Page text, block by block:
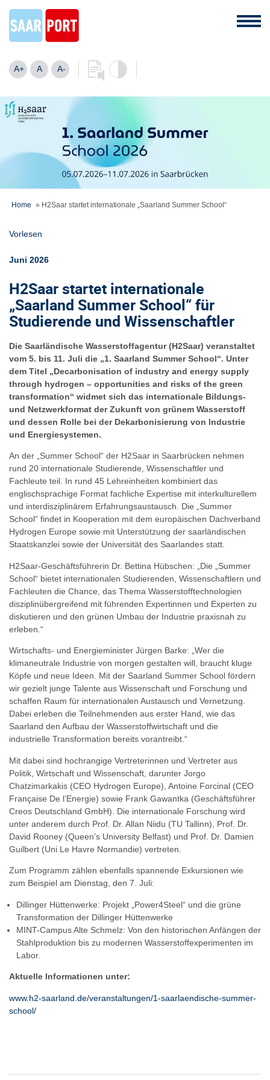
A+ A A-
Home » H2Saar startet internationale „Saarland Summer School“
Vorlesen
Juni 2026
H2Saar startet internationale
„Saarland Summer School“ für
Studierende und Wissenschaftler
Die Saarländische Wasserstoffagentur (H2Saar) veranstaltet
vom 5. bis 11. Juli die „1. Saarland Summer School“. Unter
dem Titel „Decarbonisation of industry and energy supply
through hydrogen – opportunities and risks of the green
transformation“ widmet sich das internationale Bildungs-
und Netzwerkformat der Zukunft von grünem Wasserstoff
und dessen Rolle bei der Dekarbonisierung von Industrie
und Energiesystemen.
An der „Summer School“ der H2Saar in Saarbrücken nehmen
rund 20 internationale Studierende, Wissenschaftler und
Fachleute teil. In rund 45 Lehreinheiten kombiniert das
englischsprachige Format fachliche Expertise mit interkulturellem
und interdisziplinärem Erfahrungsaustausch. Die „Summer
School“ findet in Kooperation mit dem europäischen Dachverband
Hydrogen Europe sowie mit Unterstützung der saarländischen
Staatskanzlei sowie der Universität des Saarlandes statt.
H2Saar-Geschäftsführerin Dr. Bettina Hübschen: „Die „Summer
School“ bietet internationalen Studierenden, Wissenschaftlern und
Fachleuten die Chance, das Thema Wasserstofftechnologien
disziplinübergreifend mit führenden Expertinnen und Experten zu
diskutieren und den grünen Umbau der Industrie praxisnah zu
erleben.“
Wirtschafts- und Energieminister Jürgen Barke: „Wer die
klimaneutrale Industrie von morgen gestalten will, braucht kluge
Köpfe und neue Ideen. Mit der Saarland Summer School fördern
wir gezielt junge Talente aus Wissenschaft und Forschung und
schaffen Raum für internationalen Austausch und Vernetzung.
Dabei erleben die Teilnehmenden aus erster Hand, wie das
Saarland den Aufbau der Wasserstoffwirtschaft und die
industrielle Transformation bereits vorantreibt.“
Mit dabei sind hochrangige Vertreterinnen und Vertreter aus
Politik, Wirtschaft und Wissenschaft, darunter Jorgo
Chatzimarkakis (CEO Hydrogen Europe), Antoine Forcinal (CEO
Française De l’Energie) sowie Frank Gawantka (Geschäftsführer
Creos Deutschland GmbH). Die internationale Forschung wird
unter anderem durch Prof. Dr. Allan Niidu (TU Tallinn), Prof. Dr.
David Rooney (Queen’s University Belfast) und Prof. Dr. Damien
Guilbert (Uni Le Havre Normandie) vertreten.
Zum Programm zählen ebenfalls spannende Exkursionen wie
zum Beispiel am Dienstag, den 7. Juli:
Dillinger Hüttenwerke: Projekt „Power4Steel“ und die grüne
Transformation der Dillinger Hüttenwerke
MINT-Campus Alte Schmelz: Von den historischen Anfängen der
Stahlproduktion bis zu modernen Wasserstoffexperimenten im
Labor.
Aktuelle Informationen unter:
www.h2-saarland.de/veranstaltungen/1-saarlaendische-summer-
school/